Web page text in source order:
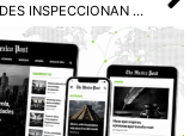
AUTORIDADES INSPECCIONAN TERMOELÉCTRICA EN PANAMA